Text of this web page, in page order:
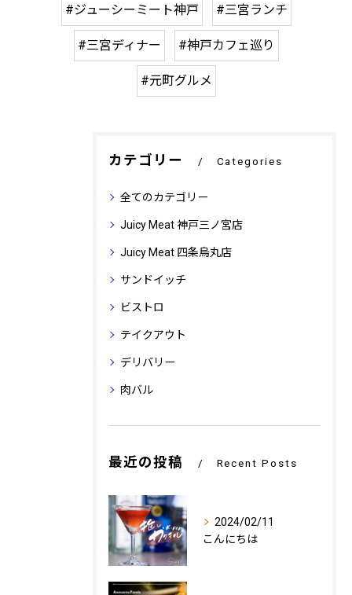
#ジューシーミート神戸 #三宮ランチ
#三宮ディナー #神戸カフェ巡り
#元町グルメ
カテゴリー Categories
全てのカテゴリー
Juicy Meat 神戸三ノ宮店
Juicy Meat 四条烏丸店
サンドイッチ
ビストロ
テイクアウト
デリバリー
肉バル
最近の投稿 Recent Posts
2024/02/11
こんにちは